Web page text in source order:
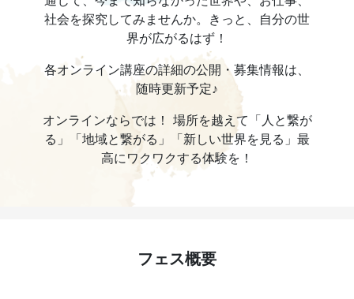
社会を探究してみませんか。きっと、自分の世
界が広がるはず！
各オンライン講座の詳細の公開・募集情報は、
随時更新予定♪
オンラインならでは！ 場所を越えて「人と繋が
る」「地域と繋がる」「新しい世界を見る」最
高にワクワクする体験を！
フェス概要